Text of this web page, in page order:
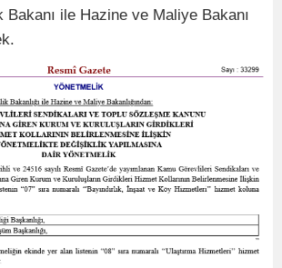
ile Hazine ve Maliye Bakanı